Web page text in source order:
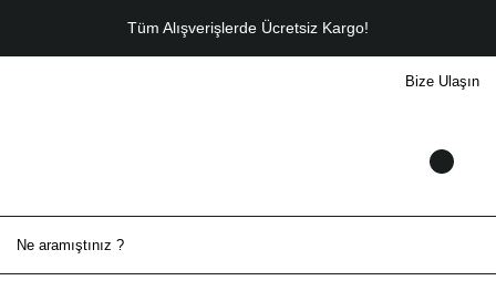
Tüm Alışverişlerde Ücretsiz Kargo!
Bize Ulaşın